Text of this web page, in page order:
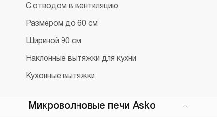
С отводом в вентиляцию
Размером до 60 см
Шириной 90 см
Наклонные вытяжки для кухни
Кухонные вытяжки
Микроволновые печи Asko